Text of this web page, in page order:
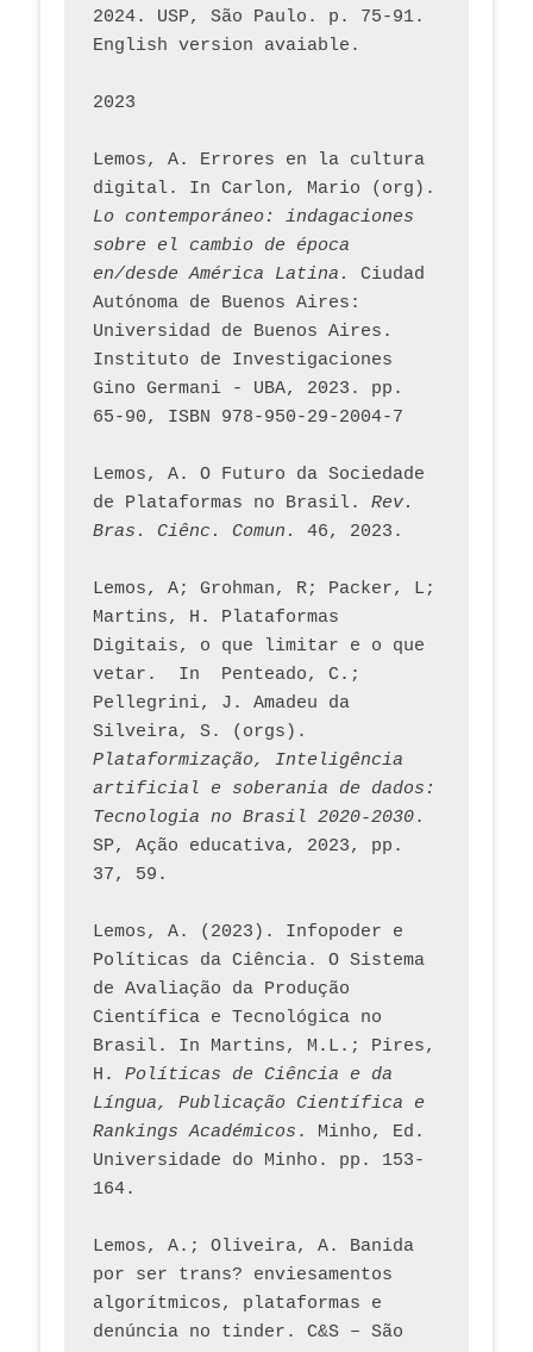
2024. USP, São Paulo. p. 75-91.
English version avaiable.
2023
Lemos, A. Errores en la cultura
Lo contemporáneo: indagaciones
sobre el cambio de época
en/desde América Latina.
Ciudad
Autónoma de Buenos Aires:
Universidad de Buenos Aires.
Instituto de Investigaciones
Gino Germani - UBA, 2023. pp.
65-90, ISBN 978-950-29-2004-7
Lemos, A. O Futuro da Sociedade
de Plataformas no Brasil. Rev.
Bras. Ciênc. Comun.
Lemos, A; Grohman, R; Packer, L;
Martins, H. Plataformas
Digitais, o que limitar e o que
vetar.  In  Penteado, C.;
Pellegrini, J. Amadeu da
Plataformização, Inteligência
artificial e soberania de dados:
Tecnologia no Brasil 2020-2030.
SP, Ação educativa, 2023, pp.
37, 59.
Lemos, A. (2023). Infopoder e
Políticas da Ciência. O Sistema
de Avaliação da Produção
Científica e Tecnológica no
Brasil. In Martins, M.L.; Pires,
H. Políticas de Ciência e da
Língua, Publicação Científica e
Rankings Académicos . Minho, Ed.
Universidade do Minho. pp. 153-
164.
Lemos, A.; Oliveira, A. Banida
por ser trans? enviesamentos
algorítmicos, plataformas e
denúncia no tinder. C&S – São